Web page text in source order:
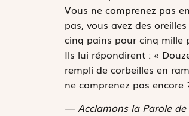
Vous ne comprenez pas
pas, vous avez des
cinq pains pour cinq mille
Ils lui répondirent : «
rempli de corbeilles en
ne comprenez pas encore
— Acclamons la Parole de